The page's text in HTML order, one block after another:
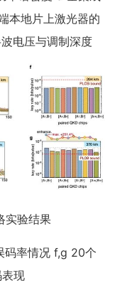
本地片上激光器的
电压与调制深度
实验结果
码率情况 f,g 20个
现